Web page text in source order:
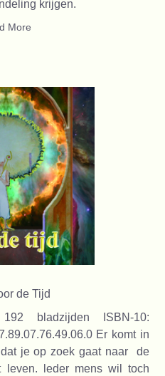
krijgen.
More
de Tijd
bladzijden ISBN-10:
Er komt in
je op zoek gaat naar de
leven. leder mens wil toch